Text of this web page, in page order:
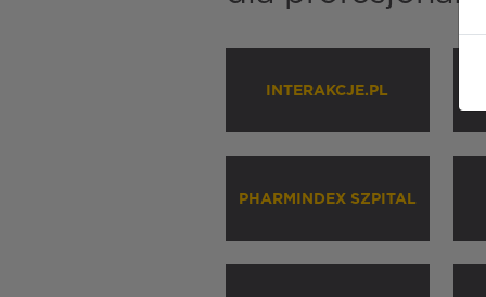
INTERAKCJE.PL
PHARMINDEX SZPITAL